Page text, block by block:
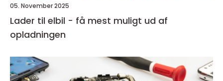
05. November 2025
Lader til elbil - få mest muligt ud af
opladningen